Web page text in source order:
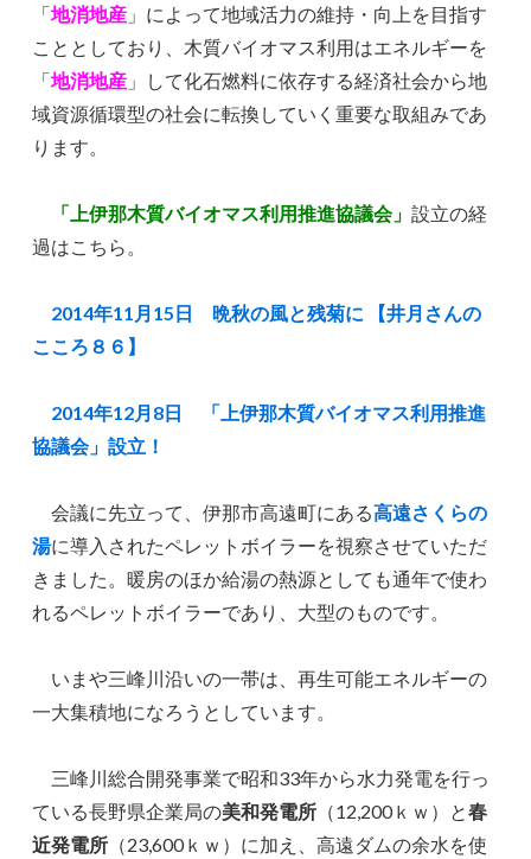
「地消地産 」によって地域活力の維持・向上を目指す
こととしており、木質バイオマス利用はエネルギーを
「地消地産 」して化石燃料に依存する経済社会から地
域資源循環型の社会に転換していく重要な取組みであ
ります。
「上伊那木質バイオマス利用推進協議会」設立の経
過はこちら。
2014年11月15日 晩秋の風と残菊に 【井月さんの
こころ８６】
2014年12月8日 「上伊那木質バイオマス利用推進
協議会」設立！
会議に先立って、伊那市高遠町にある高遠さくらの
湯に導入されたペレットボイラーを視察させていただ
きました。暖房のほか給湯の熱源としても通年で使わ
れるペレットボイラーであり、大型のものです。
いまや三峰川沿いの一帯は、再生可能エネルギーの
一大集積地になろうとしています。
三峰川総合開発事業で昭和33年から水力発電を行っ
ている長野県企業局の美和発電所 （12,200ｋｗ）と春
近発電所 （23,600ｋｗ）に加え、高遠ダムの余水を使